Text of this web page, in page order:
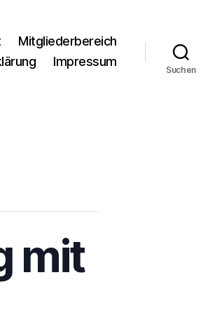
Mitgliederbereich
Impressum
Suchen
mit